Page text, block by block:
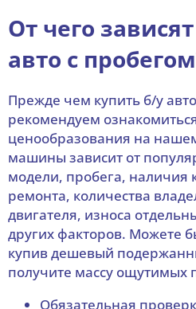
От чего
авто с
Прежде чем купить б/у
рекомендуем
ценообразования на
машины зависит от
модели, пробега, наличия
ремонта, количества
двигателя, износа
других факторов. Можете
купив дешевый
получите массу ощутимых
Обязательная